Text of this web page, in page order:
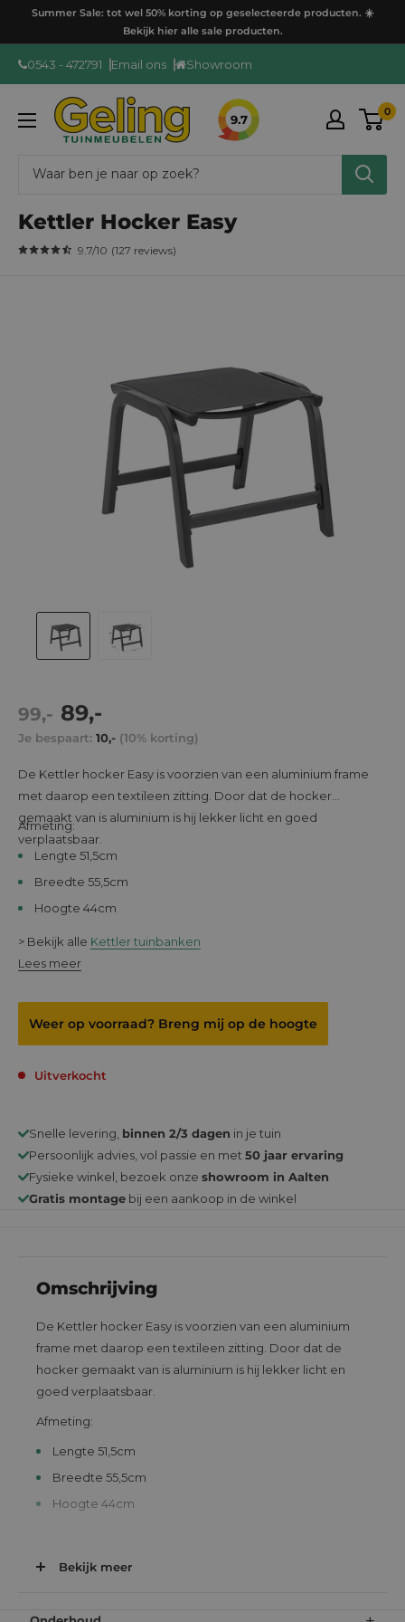
Summer Sale: tot wel 50% korting op geselecteerde producten. ☀️
Bekijk hier alle sale producten.
0543 - 472791 Email ons Showroom
GelingTuinmeubelen
9.7
0
Kettler Hocker Easy
9.7/10 (127 reviews)
Normale
prijs
99,- Actie
prijs
89,-
Je bespaart: 10,- (10% korting)
De Kettler hocker Easy is voorzien van een aluminium frame
met daarop een textileen zitting. Door dat de hocker
gemaakt van is aluminium is hij lekker licht en goed
verplaatsbaar.
Afmeting:
Lengte 51,5cm
Breedte 55,5cm
Hoogte 44cm
> Bekijk alle Kettler tuinbanken
Lees meer
Weer op voorraad? Breng mij op de hoogte
Uitverkocht
Snelle levering, binnen 2/3 dagen in je tuin
Persoonlijk advies, vol passie en met 50 jaar ervaring
Fysieke winkel, bezoek onze showroom in Aalten
Gratis montage bij een aankoop in de winkel
Omschrijving
De Kettler hocker Easy is voorzien van een aluminium
frame met daarop een textileen zitting. Door dat de
hocker gemaakt van is aluminium is hij lekker licht en
goed verplaatsbaar.
Afmeting:
Lengte 51,5cm
Breedte 55,5cm
Hoogte 44cm
> Bekijk alleKettler tuinbanken
Bekijk meer